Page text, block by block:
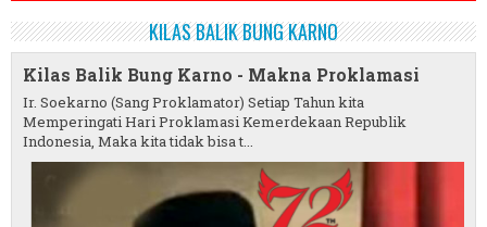
KILAS BALIK BUNG KARNO
Kilas Balik Bung Karno - Makna Proklamasi
Ir. Soekarno (Sang Proklamator) Setiap Tahun kita
Memperingati Hari Proklamasi Kemerdekaan Republik
Indonesia, Maka kita tidak bisa t...